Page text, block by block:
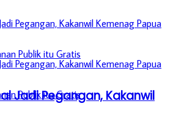
Jadi Pegangan, Kakanwil